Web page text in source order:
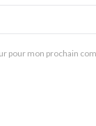
pour mon prochain